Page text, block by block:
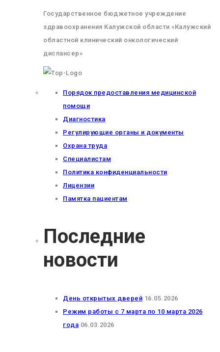
Государственное бюджетное учреждение
здравоохранения Калужской области «Калужский
областной клинический онкологический
диспансер»
Порядок предоставления медицинской
помощи
Диагностика
Регулирующие органы и документы
Охрана труда
Специалистам
Политика конфиденциальности
Лицензии
Памятка пациентам
Последние
новости
День открытых дверей 16.05.2026
Режим работы с 7 марта по 10 марта 2026
года 06.03.2026